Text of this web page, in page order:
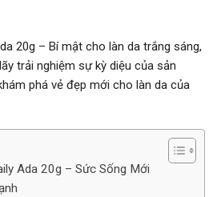
20g – Bí mật cho làn da trắng sáng,
trải nghiệm sự kỳ diệu của sản
phá vẻ đẹp mới cho làn da của
Ada 20g – Sức Sống Mới